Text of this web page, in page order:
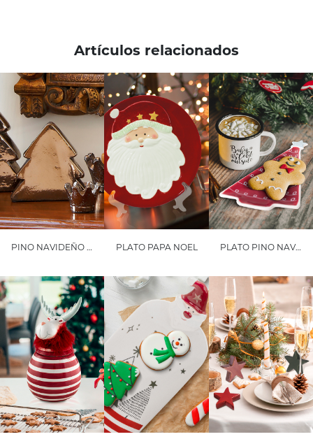
Artículos relacionados
PINO NAVIDEÑO PEQUEÑO PEQUEÑO PLATO PAPA NOEL PLATO PINO NAVIDEÑO